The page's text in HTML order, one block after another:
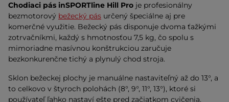
Chodiaci pás inSPORTline Hill Pro je profesionálny
bezmotorový bežecký pás určený špeciálne aj pre
komerčné využitie. Bežecký pás disponuje dvoma ťažkými
zotrvačníkmi, každý s hmotnosťou 7,5 kg, čo spolu s
mimoriadne masívnou konštrukciou zaručuje
bezkonkurenčne tichý a plynulý chod stroja.
Sklon bežeckej plochy je manuálne nastaviteľný až do 13°, a
to celkovo v štyroch polohách (8°, 9°, 11°, 13°), ktoré si
používateľ ľahko nastaví ešte pred začiatkom cvičenia.